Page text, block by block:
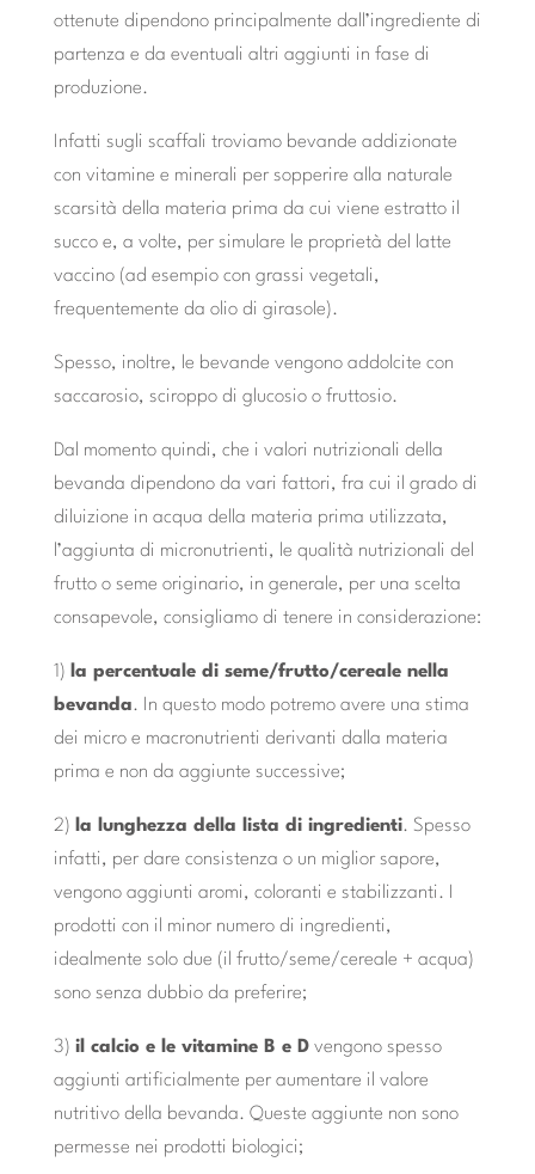
ottenute dipendono principalmente dall’ingrediente di
partenza e da eventuali altri aggiunti in fase di
produzione.
Infatti sugli scaffali troviamo bevande addizionate
con vitamine e minerali per sopperire alla naturale
scarsità della materia prima da cui viene estratto il
succo e, a volte, per simulare le proprietà del latte
vaccino (ad esempio con grassi vegetali,
frequentemente da olio di girasole).
Spesso, inoltre, le bevande vengono addolcite con
saccarosio, sciroppo di glucosio o fruttosio.
Dal momento quindi, che i valori nutrizionali della
bevanda dipendono da vari fattori, fra cui il grado di
diluizione in acqua della materia prima utilizzata,
l’aggiunta di micronutrienti, le qualità nutrizionali del
frutto o seme originario, in generale, per una scelta
consapevole, consigliamo di tenere in considerazione:
1) la percentuale di seme/frutto/cereale nella
bevanda. In questo modo potremo avere una stima
dei micro e macronutrienti derivanti dalla materia
prima e non da aggiunte successive;
2) la lunghezza della lista di ingredienti. Spesso
infatti, per dare consistenza o un miglior sapore,
vengono aggiunti aromi, coloranti e stabilizzanti. I
prodotti con il minor numero di ingredienti,
idealmente solo due (il frutto/seme/cereale + acqua)
sono senza dubbio da preferire;
3) il calcio e le vitamine B e Dvengono spesso
aggiunti artificialmente per aumentare il valore
nutritivo della bevanda. Queste aggiunte non sono
permesse nei prodotti biologici;